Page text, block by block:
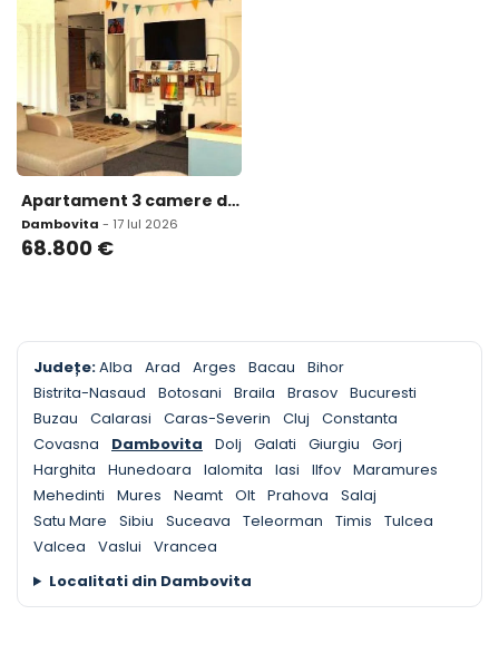
Apartament 3 camere decomandat - Etaj 2/4 - Zon 259
Dambovita - 17 Iul 2026
68.800 €
Județe:Alba Arad Arges Bacau
Bihor
Bistrita-Nasaud
Botosani Braila Brasov Bucuresti
Buzau
Calarasi Caras-Severin Cluj
Constanta
Covasna
Dambovita Dolj Galati Giurgiu
Gorj
Harghita
Hunedoara Ialomita Iasi Ilfov Maramures
Mehedinti
Mures Neamt Olt Prahova
Salaj
Satu Mare
Sibiu Suceava Teleorman Timis
Tulcea
Valcea
Vaslui
Vrancea
Localitati din Dambovita